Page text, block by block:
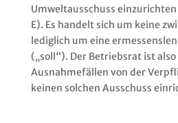
Umweltausschuss
E). Es handelt sich um keine
lediglich um eine
(„soll“). Der Betriebsrat ist
Ausnahmefällen von der
keinen solchen Ausschuss